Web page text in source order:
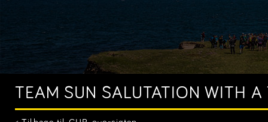
TEAM SUN SALUTATION WITH